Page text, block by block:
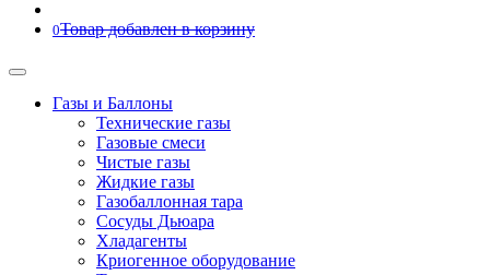
0Товар добавлен в корзину
Газы и Баллоны
Технические газы
Газовые смеси
Чистые газы
Жидкие газы
Газобаллонная тара
Сосуды Дьюара
Хладагенты
Криогенное оборудование